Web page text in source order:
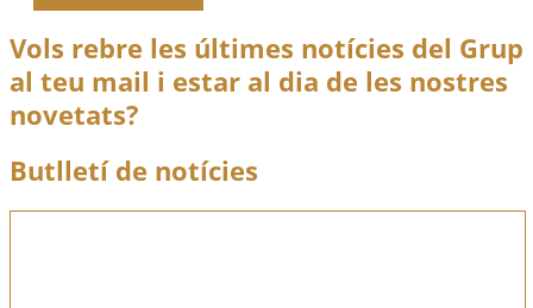
Vols rebre les últimes notícies del Grup
al teu mail i estar al dia de les nostres
novetats?
Butlletí de notícies